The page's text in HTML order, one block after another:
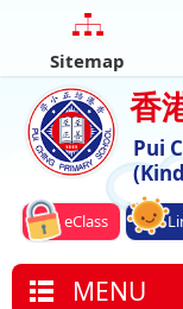
香
Pui
eClass
Sitemap
MENU